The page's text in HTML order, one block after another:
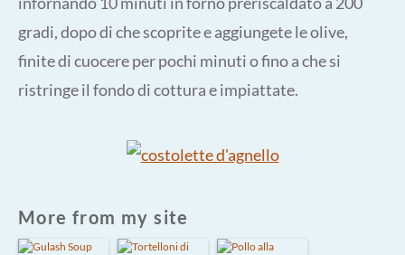
gradi, dopo di che scoprite e aggiungete le olive,
finite di cuocere per pochi minuti o fino a che si
ristringe il fondo di cottura e impiattate.
More from my site